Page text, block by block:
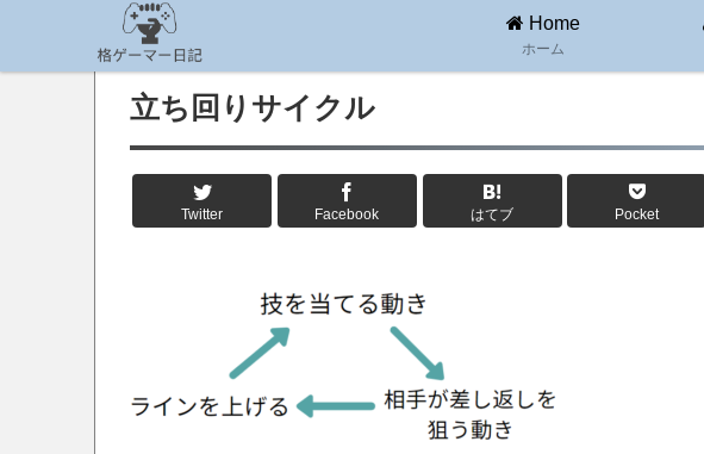
Home
ホーム
立ち回りサイクル
Twitter Facebook はてブ Pocket